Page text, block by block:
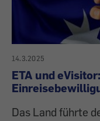
14.3.2025
ETA und
Das Land führte